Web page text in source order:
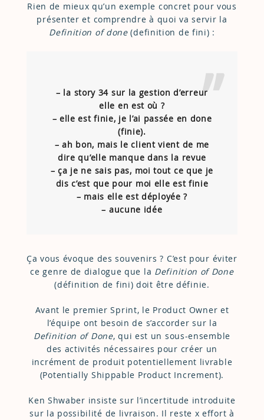
Rien de mieux qu’un exemple concret pour vous
présenter et comprendre à quoi va servir la
Definition of done(definition de fini) :
– la story 34 sur la gestion d’erreur
elle en est où ?
– elle est finie, je l’ai passée en done
(finie).
– ah bon, mais le client vient de me
dire qu’elle manque dans la revue
– ça je ne sais pas, moi tout ce que je
dis c’est que pour moi elle est finie
– mais elle est déployée ?
– aucune idée
Ça vous évoque des souvenirs ? C’est pour éviter
ce genre de dialogue que la Definition of Done
(définition de fini) doit être définie.
Avant le premier Sprint, le Product Owner et
l’équipe ont besoin de s’accorder sur la
Definition of Done, qui est un sous-ensemble
des activités nécessaires pour créer un
incrément de produit potentiellement livrable
(Potentially Shippable Product Increment).
Ken Shwaber insiste sur l’incertitude introduite
sur la possibilité de livraison. Il reste x effort à